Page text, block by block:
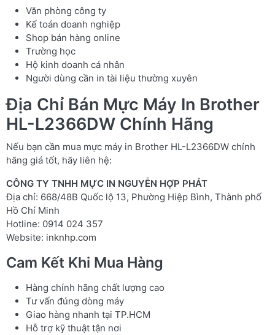
Văn phòng công ty
Kế toán doanh nghiệp
Shop bán hàng online
Trường học
Hộ kinh doanh cá nhân
Người dùng cần in tài liệu thường xuyên
Địa Chỉ Bán Mực Máy In Brother
HL-L2366DW Chính Hãng
Nếu bạn cần mua mực máy in Brother HL-L2366DW chính
hãng giá tốt, hãy liên hệ:
CÔNG TY TNHH MỰC IN NGUYỄN HỢP PHÁT
Địa chỉ: 668/48B Quốc lộ 13, Phường Hiệp Bình, Thành phố
Hồ Chí Minh
Hotline: 0914 024 357
Website: inknhp.com
Cam Kết Khi Mua Hàng
Hàng chính hãng chất lượng cao
Tư vấn đúng dòng máy
Giao hàng nhanh tại TP.HCM
Hỗ trợ kỹ thuật tận nơi